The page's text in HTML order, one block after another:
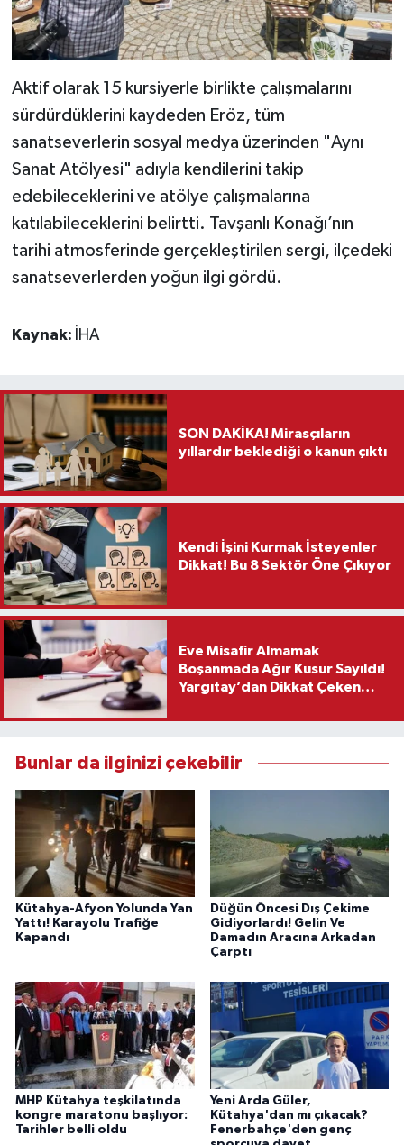
Aktif olarak 15 kursiyerle birlikte çalışmalarını
sürdürdüklerini kaydeden Eröz, tüm
sanatseverlerin sosyal medya üzerinden "Aynı
Sanat Atölyesi" adıyla kendilerini takip
edebileceklerini ve atölye çalışmalarına
katılabileceklerini belirtti. Tavşanlı Konağı’nın
tarihi atmosferinde gerçekleştirilen sergi, ilçedeki
sanatseverlerden yoğun ilgi gördü.
Kaynak: İHA
SON DAKİKA! Mirasçıların
yıllardır beklediği o kanun çıktı
Kendi İşini Kurmak İsteyenler
Dikkat! Bu 8 Sektör Öne Çıkıyor
Eve Misafir Almamak
Boşanmada Ağır Kusur Sayıldı!
Yargıtay’dan Dikkat Çeken
Bunlar da ilginizi çekebilir
Kütahya-Afyon Yolunda Yan
Yattı! Karayolu Trafiğe
Kapandı
Düğün Öncesi Dış Çekime
Gidiyorlardı! Gelin Ve
Damadın Aracına Arkadan
Çarptı
MHP Kütahya teşkilatında
kongre maratonu başlıyor:
Tarihler belli oldu
Yeni Arda Güler,
Kütahya'dan mı çıkacak?
Fenerbahçe'den genç